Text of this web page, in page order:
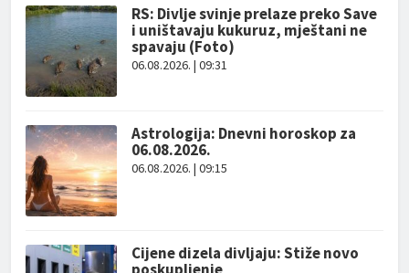
RS: Divlje svinje prelaze preko Save
i uništavaju kukuruz, mještani ne
spavaju (Foto)
06.08.2026. | 09:31
Astrologija: Dnevni horoskop za
06.08.2026.
06.08.2026. | 09:15
Cijene dizela divljaju: Stiže novo